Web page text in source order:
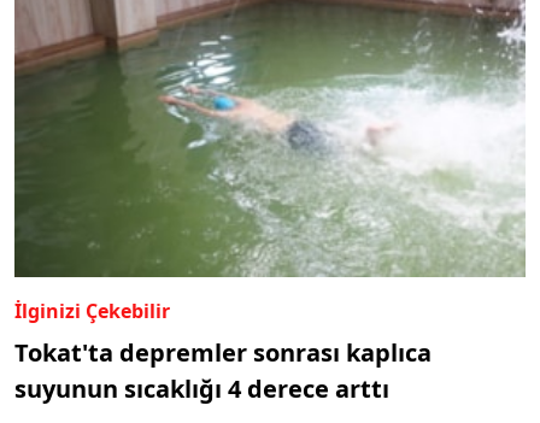
İlginizi Çekebilir
Tokat'ta depremler sonrası kaplıca
suyunun sıcaklığı 4 derece arttı